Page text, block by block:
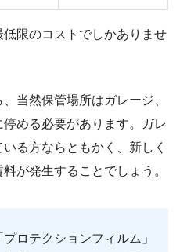
限のコストでしかありませ
当然保管場所はガレージ、
める必要があります。ガレ
る方ならともかく、新しく
が発生することでしょう。
ロテクションフィルム」